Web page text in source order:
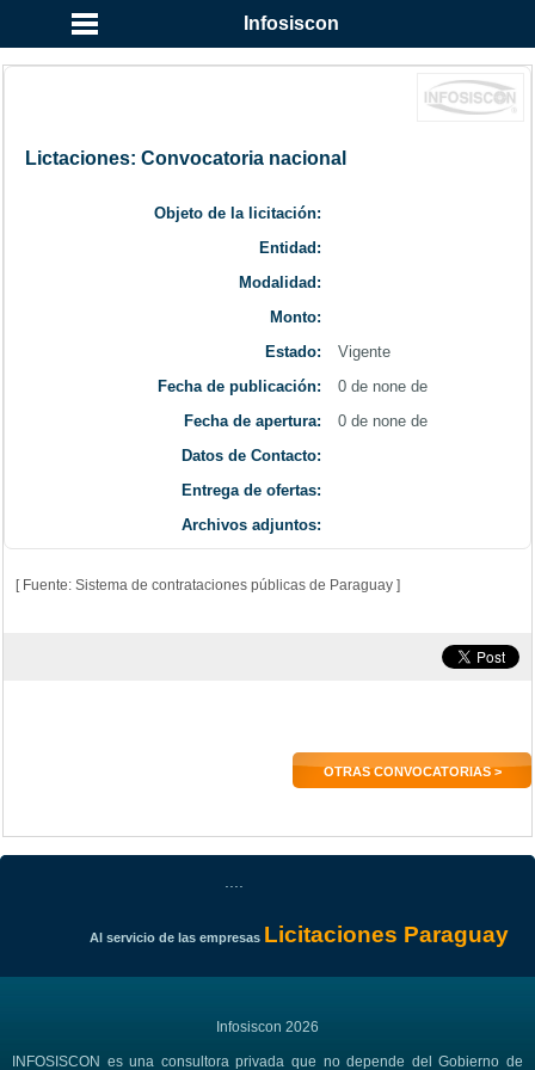
Infosiscon
Lictaciones: Convocatoria nacional
Objeto de la licitación:
Entidad:
Modalidad:
Monto:
Estado:
Vigente
Fecha de publicación:
0 de none de
Fecha de apertura:
0 de none de
Datos de Contacto:
Entrega de ofertas:
Archivos adjuntos:
[ Fuente: Sistema de contrataciones públicas de Paraguay ]
OTRAS CONVOCATORIAS >
Al servicio de las empresas Licitaciones Paraguay
Infosiscon 2026
INFOSISCON es una consultora privada que no depende del Gobierno de